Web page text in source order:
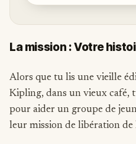
La mission : Votre
Alors que tu lis une vieille
Kipling, dans un vieux café,
pour aider un groupe de
leur mission de libération de